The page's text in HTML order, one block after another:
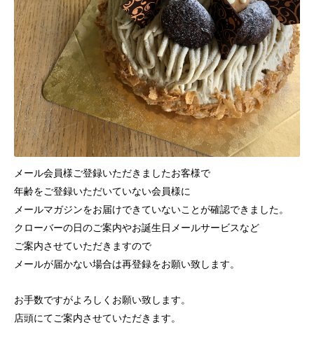
メール会員様ご登録いただきましたお客様で
年齢をご登録いただいていない会員様に
メールマガジンをお届けできていないことが確認できました。
クローバーの日のご案内やお誕生日メールサービスなど
ご案内させていただきますので
メールが届かない場合は再登録をお願い致します。
お手数ですがよろしくお願い致します。
店頭にてご案内させていただきます。